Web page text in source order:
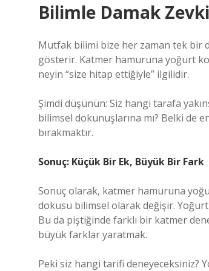
Bilimle Damak
Mutfak bilimi bize her zaman tek bir
gösterir. Katmer hamuruna yoğurt
neyin “size hitap ettiğiyle” ilgilidir.
Şimdi düşünün: Siz hangi tarafa
bilimsel dokunuşlarına mı? Belki de
bırakmaktır.
Sonuç: Küçük Bir Ek, Büyük Bir Fark
Sonuç olarak, katmer hamuruna
dokusu bilimsel olarak değişir.
Bu da piştiğinde farklı bir katmer
büyük farklar yaratmak.
Peki siz hangi tarifi deneyeceksiniz?